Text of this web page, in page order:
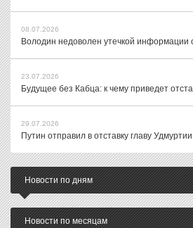
08.07.2026
Володин недоволен утечкой информации
23.07.2026
Будущее без Кабца: к чему приведет
29.07.2026
Путин отправил в отставку главу
Новости по дням
Новости по месяцам